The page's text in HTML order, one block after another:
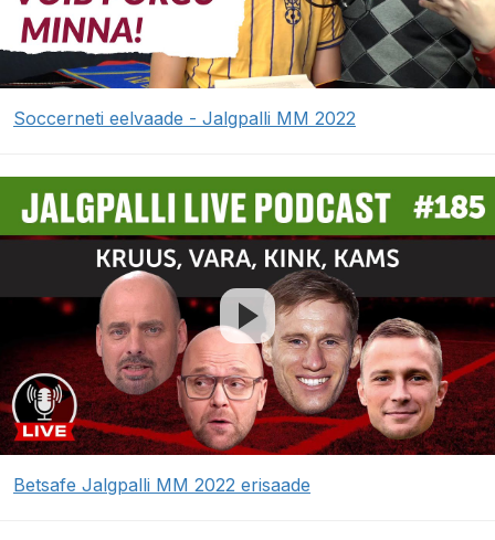
Soccerneti eelvaade - Jalgpalli MM 2022
Betsafe Jalgpalli MM 2022 erisaade